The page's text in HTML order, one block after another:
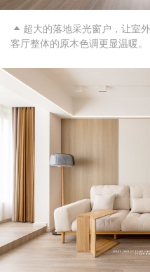
 超大的落地采光窗户，让室
客厅整体的原木色调更显温暖。